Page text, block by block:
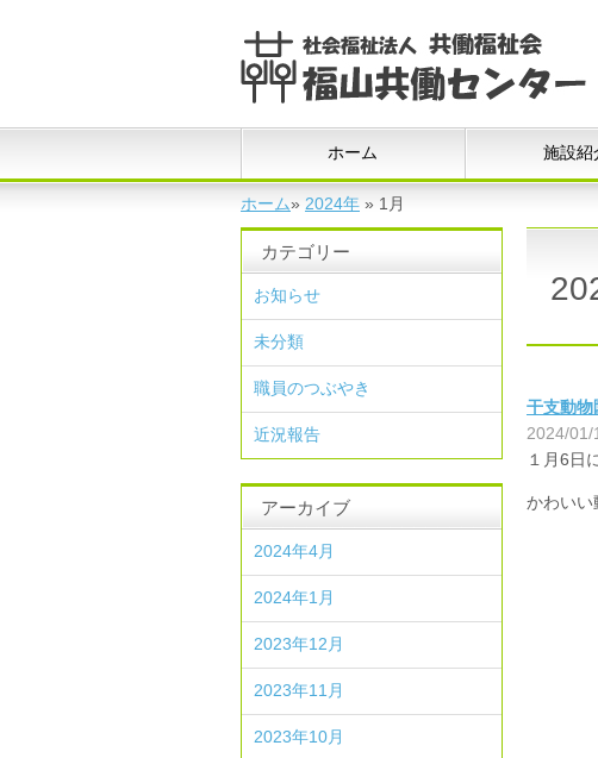
ホーム 施設紹
ホーム» 2024年 » 1月
干支動
2024/01/
１月6日
かわいい
カテゴリー
お知らせ
未分類
職員のつぶやき
近況報告
アーカイブ
2024年4月
2024年1月
2023年12月
2023年11月
2023年10月